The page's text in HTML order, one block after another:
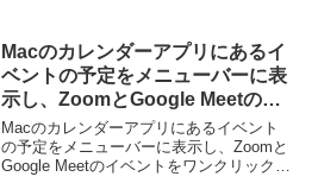
Macのカレンダーアプリにあるイ
ベントの予定をメニューバーに表
示し、ZoomとGoogle Meetのイ
ベントをワンクリックで開くこと
が出来るアプリ「MeetingBar」
がリリース。
Macのカレンダーアプリにあるイベント
の予定をメニューバーに表示し、Zoomと
Google Meetのイベントをワンクリックで